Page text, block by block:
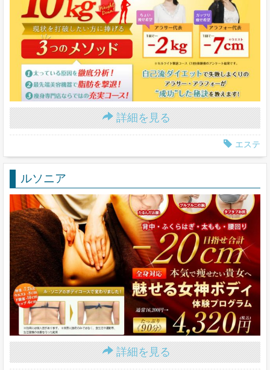
詳細を見る
エステ
ルソニア
詳細を見る